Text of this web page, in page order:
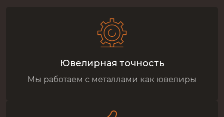
Ювелирная точность
Мы работаем с металлами как ювелиры